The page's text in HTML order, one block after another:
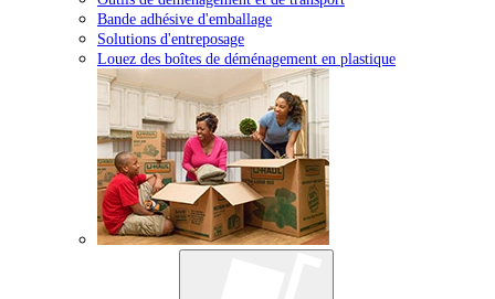
Bande adhésive d'emballage
Solutions d'entreposage
Louez des boîtes de déménagement en plastique